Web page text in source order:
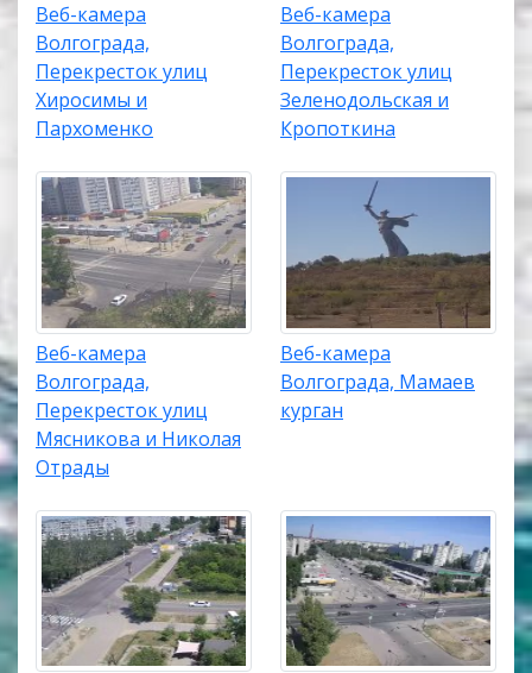
Веб-камера
Волгограда,
Перекресток улиц
Хиросимы и
Пархоменко
Веб-камера
Волгограда,
Перекресток улиц
Зеленодольская и
Кропоткина
Веб-камера
Волгограда,
Перекресток улиц
Мясникова и Николая
Отрады
Веб-камера
Волгограда, Мамаев
курган